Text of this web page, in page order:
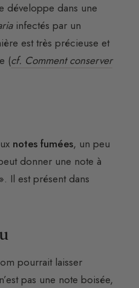
développe dans une
infectés par un
est très précieuse et
(cf. Comment conserver
notes fumées, un peu
donner une note à
Il est présent dans
pourrait laisser
pas une note boisée,